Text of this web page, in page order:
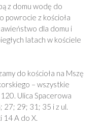
z domu wodę do
powrocie z kościoła
dla domu i
latach w kościele
do kościoła na Mszę
– wszystkie
Ulica Spacerowa
29; 31; 35 i z ul.
14 A do X.